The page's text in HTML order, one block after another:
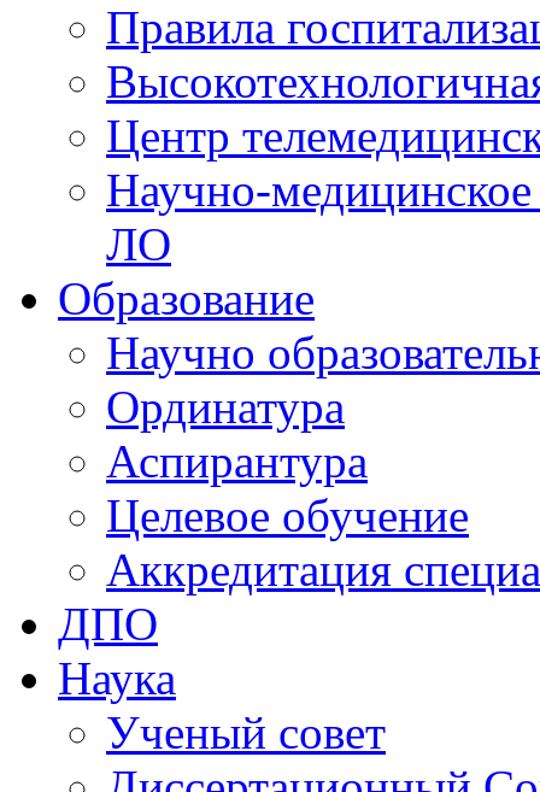
Правила
Центр
Научно-
ЛО
Образование
Научно
Ординатура
Аспирантура
Целевое обучение
Аккредитация
ДПО
Наука
Ученый совет